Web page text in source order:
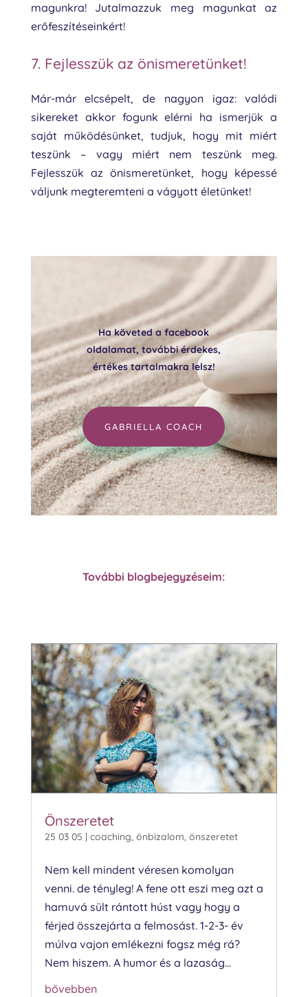
magunkra! Jutalmazzuk meg magunkat az
erőfeszítéseinkért!
7. Fejlesszük az önismeretünket!
Már-már elcsépelt, de nagyon igaz: valódi
sikereket akkor fogunk elérni ha ismerjük a
saját működésünket, tudjuk, hogy mit miért
teszünk – vagy miért nem teszünk meg.
Fejlesszük az önismeretünket, hogy képessé
váljunk megteremteni a vágyott életünket!
Ha követed a facebook
oldalamat, további érdekes,
értékes tartalmakra lelsz!
GABRIELLA COACH
További blogbejegyzéseim:
Önszeretet
25 03 05 | coaching önbizalom önszeretet
Nem kell mindent véresen komolyan
venni. de tényleg! A fene ott eszi meg azt a
hamuvá sült rántott húst vagy hogy a
férjed összejárta a felmosást. 1-2-3- év
múlva vajon emlékezni fogsz még rá?
Nem hiszem. A humor és a lazaság...
bővebben